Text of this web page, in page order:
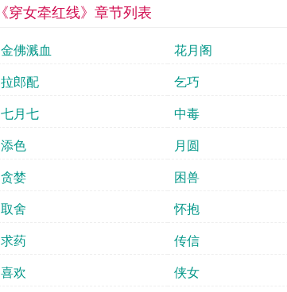
《穿女牵红线》章节列表
金佛溅血 花月阁
拉郎配
乞巧
七月七
中毒
添色
月圆
贪婪
困兽
取舍
怀抱
求药
传信
喜欢
侠女